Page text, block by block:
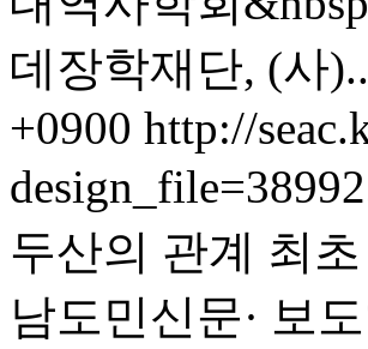
데장학재단, (사)..
+0900 http://
두산의 관계 최
남도민신문· 보